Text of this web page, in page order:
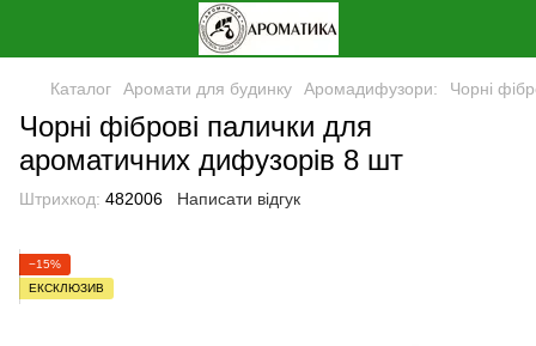
Каталог Аромати для будинку Аромадифузори: Чорні
Чорні фіброві палички для
ароматичних дифузорів 8 шт
Штрихкод: 482006 Написати відгук
−15%
ЕКСКЛЮЗИВ